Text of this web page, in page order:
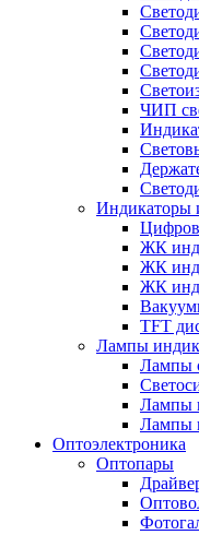
ЧИП
Индикаторы
ЖК
ЖК
ЖК
TFT
Лампы
Лампы
Лампы
Лампы
Оптоэлектроника
Оптопары